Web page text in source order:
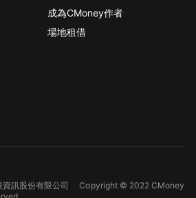
成為CMoney作者
場地租借
資訊股份有限公司Copyright © 2022 CMoney